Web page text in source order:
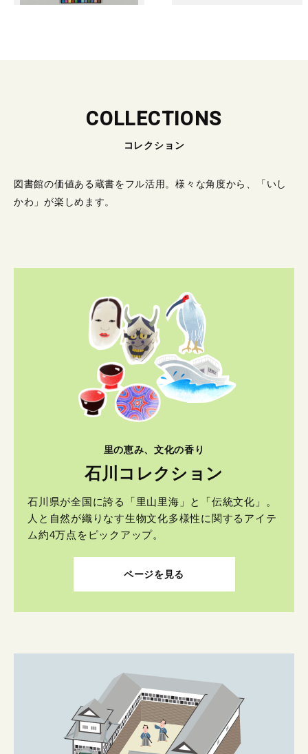
COLLECTIONS
コレクション
図書館の価値ある蔵書をフル活用。様々な角度から、「いし
かわ」が楽しめます。
里の恵み、文化の香り
石川コレクション
石川県が全国に誇る「里山里海」と「伝統文化」。
人と自然が織りなす生物文化多様性に関するアイテ
ム約4万点をピックアップ。
ページを見る